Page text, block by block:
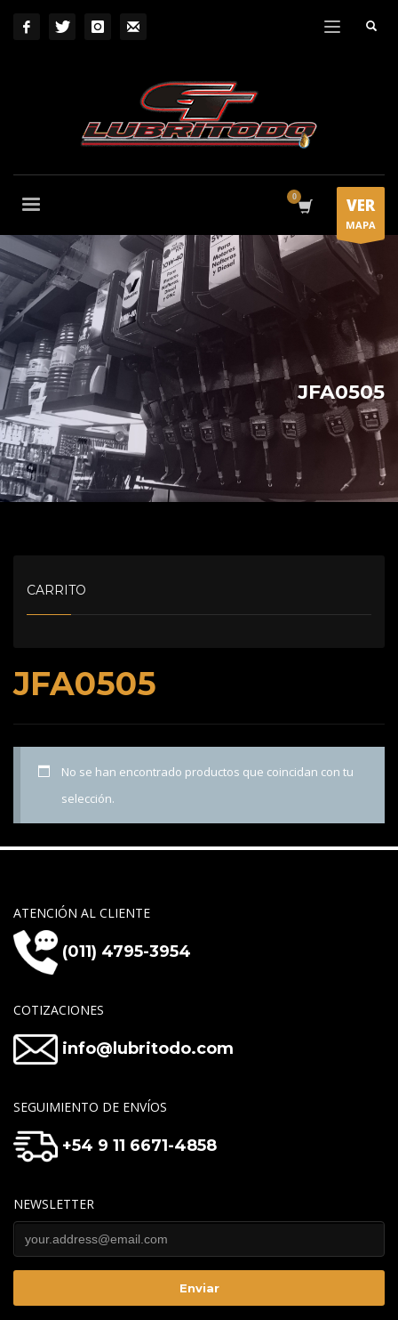
VER
MAPA
JFA0505
JFA0505
No se han encontrado productos que coincidan con tu
selección.
CARRITO
ATENCIÓN AL CLIENTE
(011) 4795-3954
COTIZACIONES
info@lubritodo.com
SEGUIMIENTO DE ENVÍOS
+54 9 11 6671-4858
NEWSLETTER